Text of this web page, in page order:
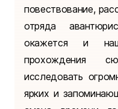
повествование,
отряда
окажется и
прохождения
исследовать
ярких и